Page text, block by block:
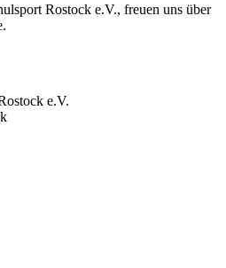
Rostock e.V., freuen uns über
e.V.